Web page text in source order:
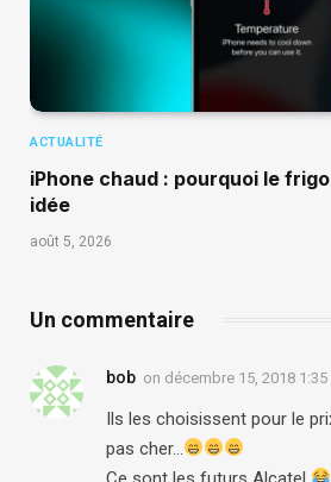
ACTUALITÉ
iPhone chaud : pourquoi le
idée
août 5, 2026
Un commentaire
bob on décembre 15, 2018 1:35
Ils les choisissent pour le
pas cher…